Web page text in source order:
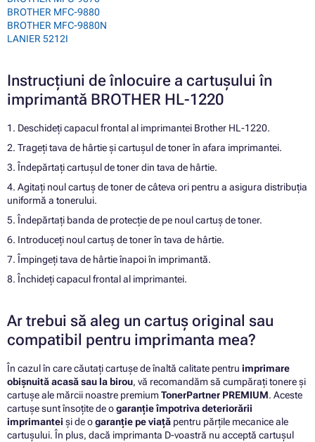
BROTHER MFC-9880
BROTHER MFC-9880N
LANIER 5212I
Instrucțiuni de înlocuire a cartușului în
imprimantă BROTHER HL-1220
1. Deschideți capacul frontal al imprimantei Brother HL-1220.
2. Trageți tava de hârtie și cartușul de toner în afara imprimantei.
3. Îndepărtați cartușul de toner din tava de hârtie.
4. Agitați noul cartuș de toner de câteva ori pentru a asigura distribuția
uniformă a tonerului.
5. Îndepărtați banda de protecție de pe noul cartuș de toner.
6. Introduceți noul cartuș de toner în tava de hârtie.
7. Împingeți tava de hârtie înapoi în imprimantă.
8. Închideți capacul frontal al imprimantei.
Ar trebui să aleg un cartuș original sau
compatibil pentru imprimanta mea?
În cazul în care căutați cartușe de înaltă calitate pentru imprimare
obișnuită acasă sau la birou, vă recomandăm să cumpărați tonere și
cartușe ale mărcii noastre premiumTonerPartner PREMIUM. Aceste
cartușe sunt însoțite de ogaranție împotriva deteriorării
imprimantei și de ogaranție pe viață pentru părțile mecanice ale
cartușului. În plus, dacă imprimanta D-voastră nu acceptă cartușul